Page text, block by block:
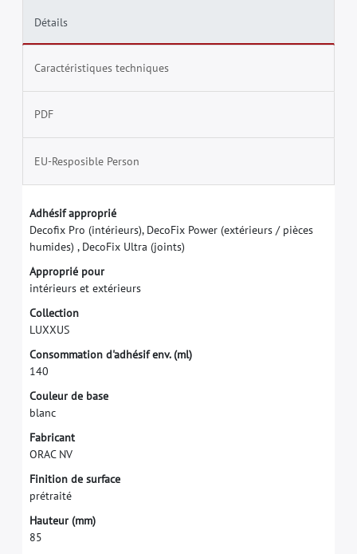
Détails
Caractéristiques techniques
PDF
EU-Resposible Person
Adhésif approprié
Decofx Pro (intérieurs), DecoFix Power (extérieurs / pièces
humides) , DecoFix Ultra (joints)
Approprié pour
intérieurs et extérieurs
Collection
LUXXUS
Consommation d'adhésif env. (ml)
140
Couleur de base
blanc
Fabricant
ORAC NV
Finition de surface
prétraité
Hauteur (mm)
85